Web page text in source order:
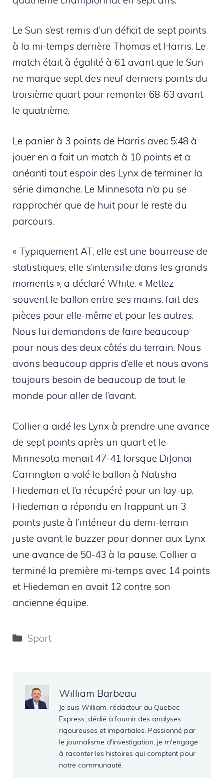
Le Sun s’est remis d’un déficit de sept points
à la mi-temps derrière Thomas et Harris. Le
match était à égalité à 61 avant que le Sun
ne marque sept des neuf derniers points du
troisième quart pour remonter 68-63 avant
le quatrième.
Le panier à 3 points de Harris avec 5:48 à
jouer en a fait un match à 10 points et a
anéanti tout espoir des Lynx de terminer la
série dimanche. Le Minnesota n’a pu se
rapprocher que de huit pour le reste du
parcours.
« Typiquement AT, elle est une bourreuse de
statistiques, elle s’intensifie dans les grands
moments », a déclaré White. « Mettez
souvent le ballon entre ses mains. fait des
pièces pour elle-même et pour les autres.
Nous lui demandons de faire beaucoup
pour nous des deux côtés du terrain. Nous
avons beaucoup appris d’elle et nous avons
toujours besoin de beaucoup de tout le
monde pour aller de l’avant.
Collier a aidé les Lynx à prendre une avance
de sept points après un quart et le
Minnesota menait 47-41 lorsque DiJonai
Carrington a volé le ballon à Natisha
Hiedeman et l’a récupéré pour un lay-up.
Hiedeman a répondu en frappant un 3
points juste à l’intérieur du demi-terrain
juste avant le buzzer pour donner aux Lynx
une avance de 50-43 à la pause. Collier a
terminé la première mi-temps avec 14 points
et Hiedeman en avait 12 contre son
ancienne équipe.
Catégories
Sport
William Barbeau
Je suis William, rédacteur au Quebec
Express, dédié à fournir des analyses
rigoureuses et impartiales. Passionné par
le journalisme d'investigation, je m'engage
à raconter les histoires qui comptent pour
notre communauté.